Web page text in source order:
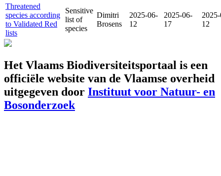
Threatened
species according
to Validated Red
lists
Sensitive
list of
species
Dimitri
Brosens
2025-06-
12
2025-06-
17
12
Het Vlaams Biodiversiteitsportaal is een
officiële website van de Vlaamse overheid
uitgegeven door Instituut voor Natuur- en
Bosonderzoek